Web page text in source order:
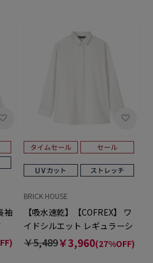
袖
BRICK HOUSE
【吸水速乾】【COFREX】 ワ
イドシルエット レギュラーシ
ャツ 長袖 レディースデザイン
￥5,489￥3,960(27%OFF)